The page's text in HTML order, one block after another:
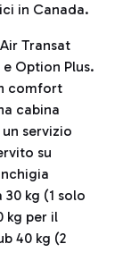
in Canada.
Transat
Option Plus.
comfort
cabina
servizio
su
kg (1 solo
kg per il
40 kg (2